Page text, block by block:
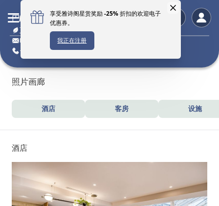
巴黎馨乐庭Les Halles公寓酒店
可持续酒店
leshalles@citadines.com
+33 1 4039 2650
照片画廊
酒店 客房 设施
酒店